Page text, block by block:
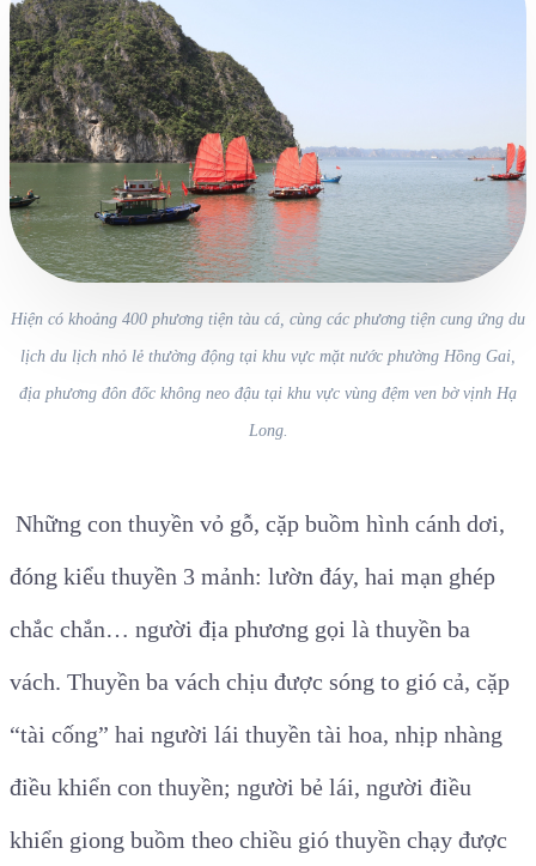
Hiện có khoảng 400 phương tiện tàu cá, cùng các phương tiện cung ứng du
lịch du lịch nhỏ lẻ thường động tại khu vực mặt nước phường Hồng Gai,
địa phương đôn đốc không neo đậu tại khu vực vùng đệm ven bờ vịnh Hạ
Long.
Những con thuyền vỏ gỗ, cặp buồm hình cánh dơi,
đóng kiểu thuyền 3 mảnh: lườn đáy, hai mạn ghép
chắc chắn… người địa phương gọi là thuyền ba
vách. Thuyền ba vách chịu được sóng to gió cả, cặp
“tài cống” hai người lái thuyền tài hoa, nhịp nhàng
điều khiển con thuyền; người bẻ lái, người điều
khiển giong buồm theo chiều gió thuyền chạy được